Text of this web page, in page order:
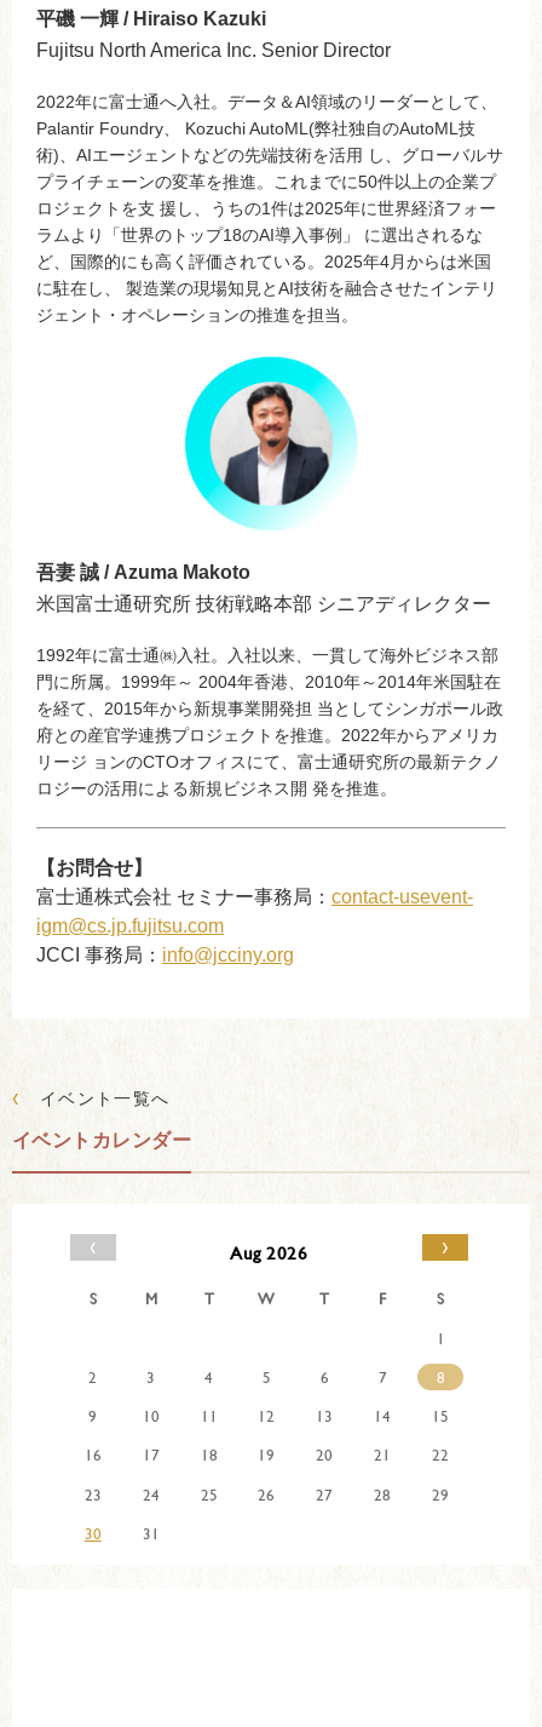
平磯 一輝 / Hiraiso Kazuki
Fujitsu North America Inc. Senior Director
2022年に富士通へ入社。データ＆AI領域のリーダーとして、
Palantir Foundry、 Kozuchi AutoML(弊社独自のAutoML技
術)、AIエージェントなどの先端技術を活用 し、グローバルサ
プライチェーンの変革を推進。これまでに50件以上の企業プ
ロジェクトを支 援し、うちの1件は2025年に世界経済フォー
ラムより「世界のトップ18のAI導入事例」 に選出されるな
ど、国際的にも高く評価されている。2025年4月からは米国
に駐在し、 製造業の現場知見とAI技術を融合させたインテリ
ジェント・オペレーションの推進を担当。
吾妻 誠 / Azuma Makoto
米国富士通研究所 技術戦略本部 シニアディレクター
1992年に富士通㈱入社。入社以来、一貫して海外ビジネス部
門に所属。1999年～ 2004年香港、2010年～2014年米国駐在
を経て、2015年から新規事業開発担 当としてシンガポール政
府との産官学連携プロジェクトを推進。2022年からアメリカ
リージ ョンのCTOオフィスにて、富士通研究所の最新テクノ
ロジーの活用による新規ビジネス開 発を推進。
【お問合せ】
富士通株式会社 セミナー事務局： contact-usevent-
igm@cs.jp.fujitsu.com
JCCI 事務局： info@jcciny.org
‹ イベント一覧へ
イベントカレンダー
‹ Aug 2026 ›
S M T W T F
S
1
2
3 4 5 6 7
8
9
10 11 12 13 14
15
16
17 18 19 20 21
22
23
24 25 26 27 28
29
30
31